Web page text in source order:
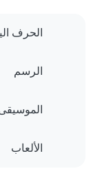
الحرف
الرسم
الألعاب